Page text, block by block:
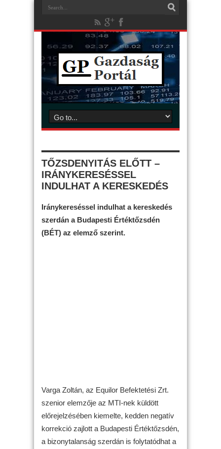
TŐZSDENYITÁS ELŐTT –
IRÁNYKERESÉSSEL
INDULHAT A KERESKEDÉS
Iránykereséssel indulhat a kereskedés
szerdán a Budapesti Értéktőzsdén
(BÉT) az elemző szerint.
Varga Zoltán, az Equilor Befektetési Zrt.
szenior elemzője az MTI-nek küldött
előrejelzésében kiemelte, kedden negatív
korrekció zajlott a Budapesti Értéktőzsdén,
a bizonytalanság szerdán is folytatódhat a